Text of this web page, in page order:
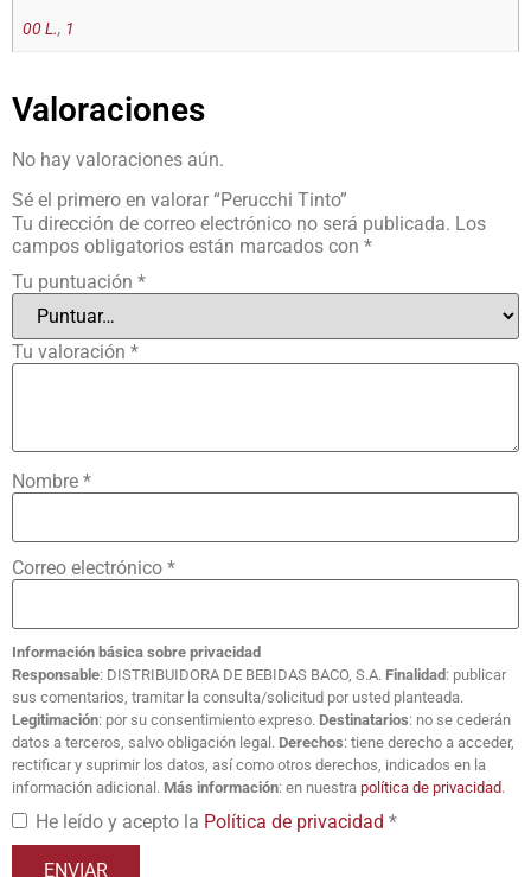
00 L., 1
Valoraciones
No hay valoraciones aún.
Sé el primero en valorar “Perucchi Tinto”
Tu dirección de correo electrónico no será publicada. Los
campos obligatorios están marcados con *
Tu puntuación *
Tu valoración *
Nombre *
Correo electrónico *
Información básica sobre privacidad
Responsable: DISTRIBUIDORA DE BEBIDAS BACO, S.A. Finalidad: publicar
sus comentarios, tramitar la consulta/solicitud por usted planteada.
Legitimación: por su consentimiento expreso. Destinatarios: no se cederán
datos a terceros, salvo obligación legal. Derechos: tiene derecho a acceder,
rectificar y suprimir los datos, así como otros derechos, indicados en la
información adicional. Más información: en nuestra política de privacidad.
He leído y acepto la Política de privacidad *